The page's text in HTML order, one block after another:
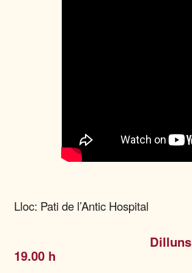
Lloc: Pati de l’Antic Hospital
19.00 h